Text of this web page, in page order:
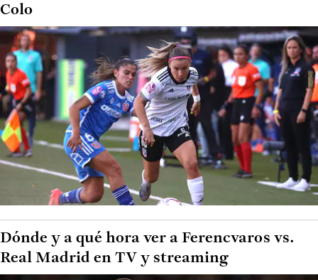
Colo
Dónde y a qué hora ver a Ferencvaros vs.
Real Madrid en TV y streaming